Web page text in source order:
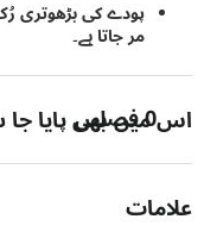
پودے کی بڑھوتری رُک
مر جاتا ہے۔
بھی پایا جا سکتا
فصلیں